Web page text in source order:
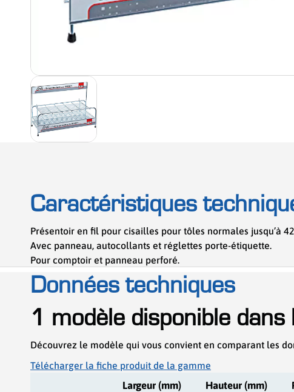
Caractéristiques
Présentoir en fil pour cisailles pour tôles normales jusqu’à
Avec panneau, autocollants et réglettes porte-étiquette.
Pour comptoir et panneau perforé.
Données techniques
1 modèle disponible dans
Découvrez le modèle qui vous convient en comparant les
Télécharger la fiche produit de la gamme
Largeur (mm) Hauteur (mm)